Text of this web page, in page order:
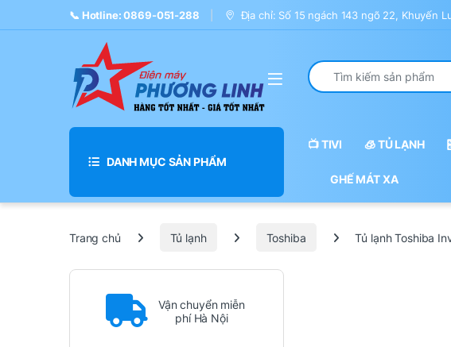
Skip to navigation
Skip to content📞 Hotline: 0869-051-288 Địa chỉ: Số 15 ngách 143 ngõ 22, Khuyến
Search for:
DANH MỤC SẢN PHẨM
📺 TIVI 🧊 TỦ LẠNH
GHẾ MÁT XA
Trang chủ Tủ lạnh Toshiba Tủ lạnh Toshiba
Vận chuyển miễn
phí Hà Nội